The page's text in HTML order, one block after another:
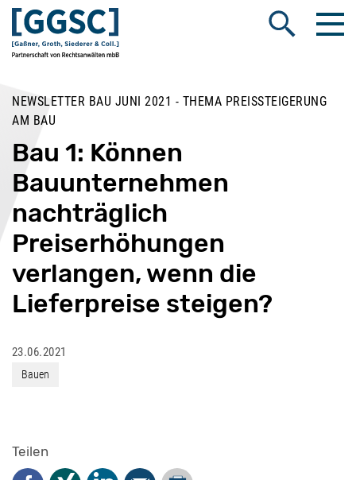
Suche öffnen
NEWSLETTER BAU JUNI 2021 - THEMA PREISSTEIGERUNG
AM BAU
Bau 1: Können
Bauunternehmen
nachträglich
Preiserhöhungen
verlangen, wenn die
Lieferpreise steigen?
23.06.2021
Bauen
Teilen